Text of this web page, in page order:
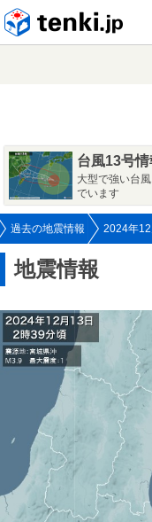
台風13号情
大型で強い台
でいます
過去の地震情報 2024年12
地震情報